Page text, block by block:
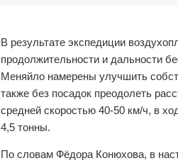
В результате экспедиции
продолжительности и дальности
Меняйло намерены улучшить
также без посадок преодолеть
средней скоростью 40-50 км/ч, в
4,5 тонны.
По словам Фёдора Конюхова, в